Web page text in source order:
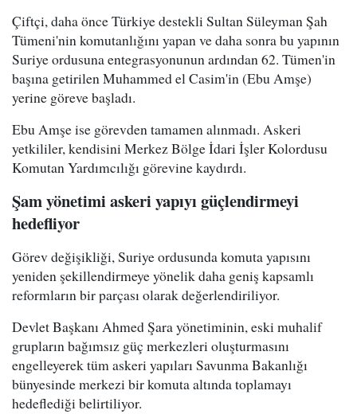
Çiftçi, daha önce Türkiye destekli Sultan Süleyman Şah
Tümeni'nin komutanlığını yapan ve daha sonra bu yapının
Suriye ordusuna entegrasyonunun ardından 62. Tümen'in
başına getirilen Muhammed el Casim'in (Ebu Amşe)
yerine göreve başladı.
Ebu Amşe ise görevden tamamen alınmadı. Askeri
yetkililer, kendisini Merkez Bölge İdari İşler Kolordusu
Komutan Yardımcılığı görevine kaydırdı.
Şam yönetimi askeri yapıyı güçlendirmeyi
hedefliyor
Görev değişikliği, Suriye ordusunda komuta yapısını
yeniden şekillendirmeye yönelik daha geniş kapsamlı
reformların bir parçası olarak değerlendiriliyor.
Devlet Başkanı Ahmed Şara yönetiminin, eski muhalif
grupların bağımsız güç merkezleri oluşturmasını
engelleyerek tüm askeri yapıları Savunma Bakanlığı
bünyesinde merkezi bir komuta altında toplamayı
hedeflediği belirtiliyor.